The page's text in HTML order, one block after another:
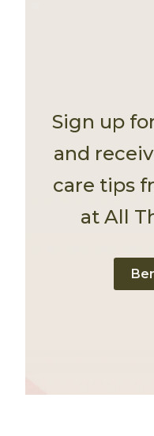
Sign up
and
care tips
at All